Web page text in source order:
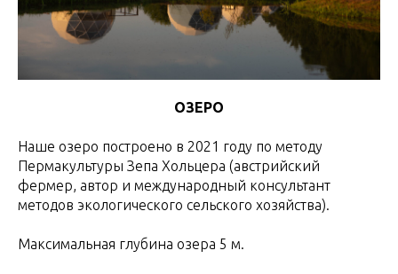
ОЗЕРО
Наше озеро построено в 2021 году по методу
Пермакультуры Зепа Хольцера (австрийский
фермер, автор и международный консультант
методов экологического сельского хозяйства).
Максимальная глубина озера 5 м.